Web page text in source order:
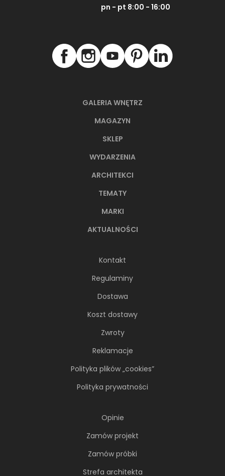
GALERIA WNĘTRZ
MAGAZYN
SKLEP
WYDARZENIA
ARCHITEKCI
TEMATY
MARKI
AKTUALNOŚCI
Kontakt
Regulaminy
Dostawa
Koszt dostawy
Zwroty
Reklamacje
Polityka plików „cookies”
Polityka prywatności
Opinie
Zamów projekt
Zamów próbki
Strefa architekta
pn - pt 8:00 - 16:00